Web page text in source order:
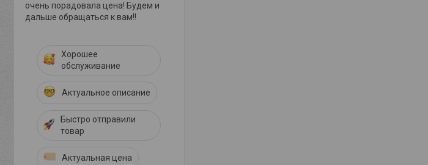
очень порадовала цена! Будем и
дальше обращаться к вам!!
Хорошее
обслуживание
Актуальное описание
Быстро отправили
товар
Актуальная цена